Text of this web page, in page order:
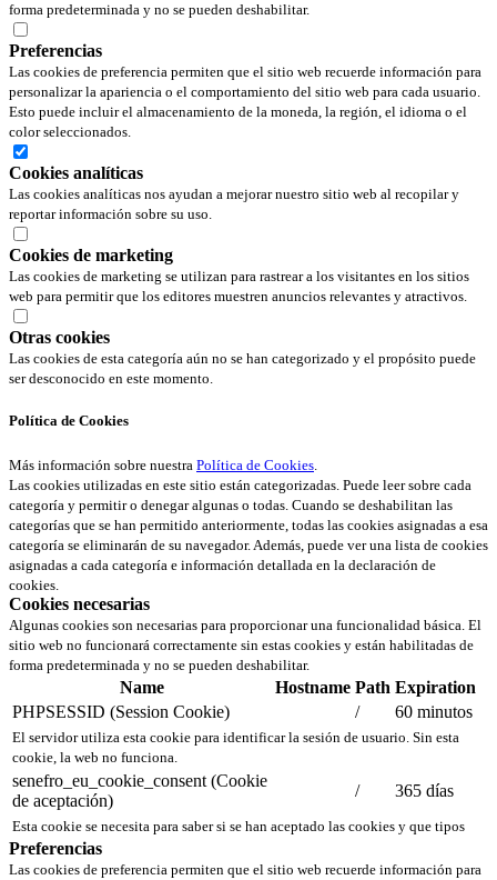
forma predeterminada y no se pueden deshabilitar.
Preferencias
Las cookies de preferencia permiten que el sitio web recuerde información para
personalizar la apariencia o el comportamiento del sitio web para cada usuario.
Esto puede incluir el almacenamiento de la moneda, la región, el idioma o el
color seleccionados.
Cookies analíticas
Las cookies analíticas nos ayudan a mejorar nuestro sitio web al recopilar y
reportar información sobre su uso.
Cookies de marketing
Las cookies de marketing se utilizan para rastrear a los visitantes en los sitios
web para permitir que los editores muestren anuncios relevantes y atractivos.
Otras cookies
Las cookies de esta categoría aún no se han categorizado y el propósito puede
ser desconocido en este momento.
Política de Cookies
Más información sobre nuestra Política de Cookies.
Las cookies utilizadas en este sitio están categorizadas. Puede leer sobre cada
categoría y permitir o denegar algunas o todas. Cuando se deshabilitan las
categorías que se han permitido anteriormente, todas las cookies asignadas a esa
categoría se eliminarán de su navegador. Además, puede ver una lista de cookies
asignadas a cada categoría e información detallada en la declaración de
cookies.
Cookies necesarias
Algunas cookies son necesarias para proporcionar una funcionalidad básica. El
sitio web no funcionará correctamente sin estas cookies y están habilitadas de
forma predeterminada y no se pueden deshabilitar.
Name Hostname Path Expiration
PHPSESSID (Session Cookie)
/ 60 minutos
El servidor utiliza esta cookie para identificar la sesión de usuario. Sin esta
cookie, la web no funciona.
senefro_eu_cookie_consent (Cookie
de aceptación)
/ 365 días
Esta cookie se necesita para saber si se han aceptado las cookies y que tipos
Preferencias
Las cookies de preferencia permiten que el sitio web recuerde información para